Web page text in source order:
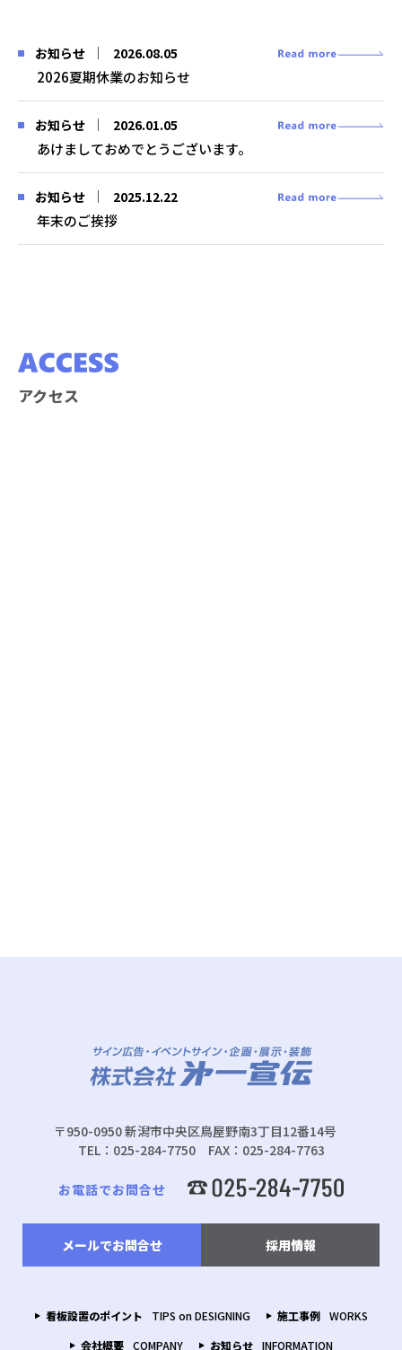
お知らせ 2026.08.05
2026夏期休業のお知らせ
お知らせ 2026.01.05
あけましておめでとうございます。
お知らせ 2025.12.22
年末のご挨拶
アクセス
〒950-0950 新潟市中央区鳥屋野南3丁目12番14号
TEL：025-284-7750 FAX：025-284-7763
お電話でお問合せ
メールでお問合せ 採用情報
看板設置のポイント TIPS on DESIGNING 施工事例
WORKS
会社概要
COMPANY お知らせ INFORMATION